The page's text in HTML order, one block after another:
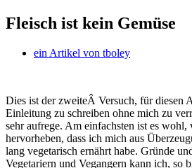
Fleisch ist kein Gemüse
ein Artikel von tboley
Dies ist der zweiteÂ Versuch, für diesen
Einleitung zu schreiben ohne mich zu
sehr aufrege. Am einfachsten ist es wohl,
hervorheben, dass ich mich aus
lang vegetarisch ernährt habe. Gründe
Vegetariern und Vegangern kann ich, so